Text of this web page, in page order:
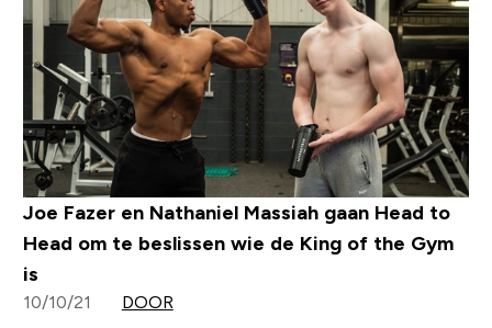
Joe Fazer en Nathaniel Massiah gaan Head to
Head om te beslissen wie de King of the Gym
is
10/10/21 DOOR